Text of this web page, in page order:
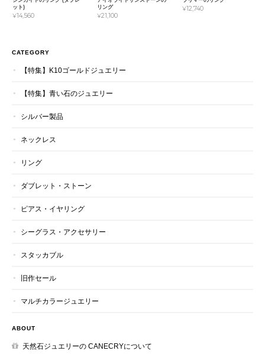
ット)
¥14,560
リング
¥21,100
¥12,740
CATEGORY
【特集】K10ゴールドジュエリー
【特集】青い石のジュエリー
シルバー製品
ネックレス
リング
ダブレット・ストーン
ピアス・イヤリング
シーグラス・アクセサリー
スタッカブル
旧作セール
マルチカラージュエリー
ABOUT
天然石ジュエリーの CANECRYについて